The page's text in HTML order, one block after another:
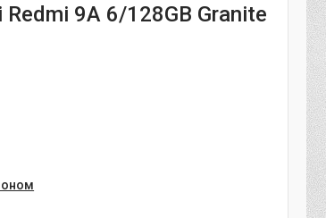
9A 6/128GB Granite